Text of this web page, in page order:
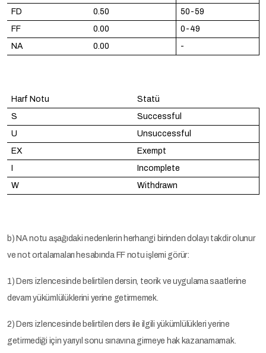
FD
0.50
50-59
FF
0.00
0-49
NA
0.00 -
Harf Notu
Statü
S
Successful
U
Unsuccessful
EX
Exempt
Incomplete
W
Withdrawn
b) NA notu aşağıdaki nedenlerin herhangi birinden dolayı takdir olunur
ve not ortalamaları hesabında FF notu işlemi görür:
1) Ders izlencesinde belirtilen dersin, teorik ve uygulama saatlerine
devam yükümlülüklerini yerine getirmemek.
2) Ders izlencesinde belirtilen ders ile ilgili yükümlülükleri yerine
getirmediği için yarıyıl sonu sınavına girmeye hak kazanamamak.